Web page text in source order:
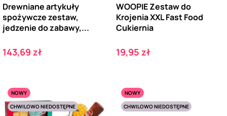
Drewniane artykuły
spożywcze zestaw,
jedzenie do zabawy,...
Cena
143,69 zł
WOOPIE Zestaw do
Krojenia XXL Fast Food
Cukiernia
Cena
19,95 zł
NOWY
CHWILOWO NIEDOSTĘPNE
NOWY
CHWILOWO NIEDOSTĘPNE